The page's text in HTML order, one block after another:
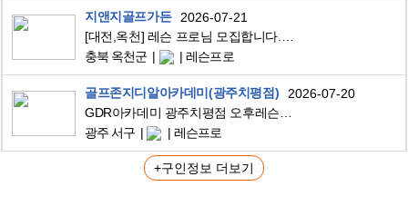
지앤지골프가든
2026-07-21
충북 옥천군
레슨프로
골프존지디알아카데미(광주치평점)
2026-07-20
광주 서구
레슨프로
+구인정보 더보기